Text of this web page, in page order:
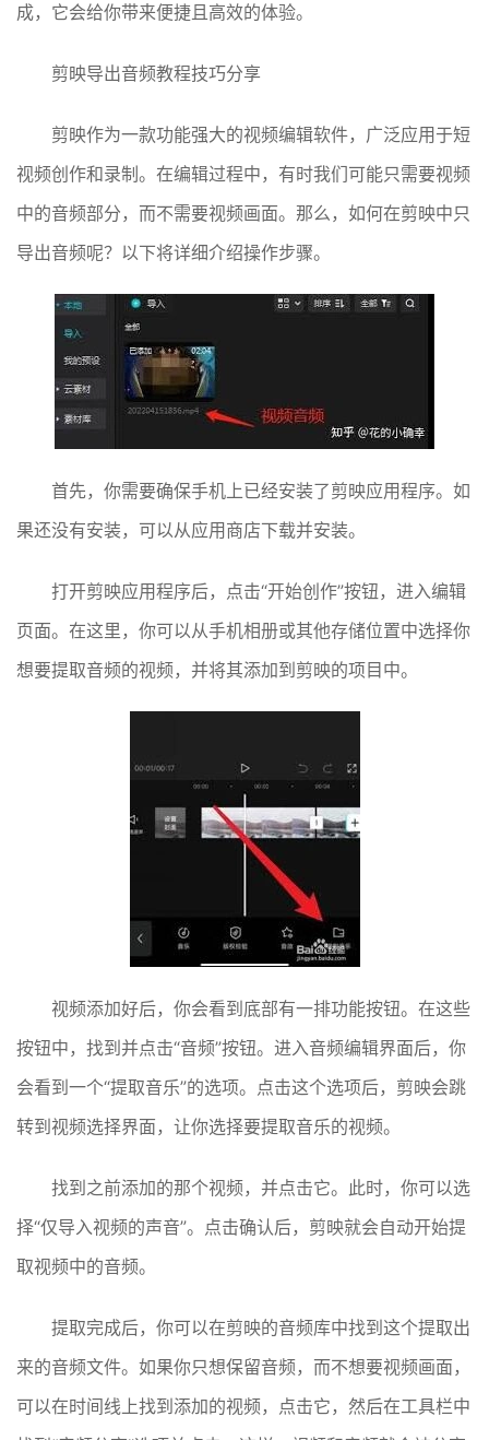
成，它会给你带来便捷且高效的体验。
剪映导出音频教程技巧分享
剪映作为一款功能强大的视频编辑软件，广泛应用于短
视频创作和录制。在编辑过程中，有时我们可能只需要视频
中的音频部分，而不需要视频画面。那么，如何在剪映中只
导出音频呢？以下将详细介绍操作步骤。
首先，你需要确保手机上已经安装了剪映应用程序。如
果还没有安装，可以从应用商店下载并安装。
打开剪映应用程序后，点击“开始创作”按钮，进入编辑
页面。在这里，你可以从手机相册或其他存储位置中选择你
想要提取音频的视频，并将其添加到剪映的项目中。
视频添加好后，你会看到底部有一排功能按钮。在这些
按钮中，找到并点击“音频”按钮。进入音频编辑界面后，你
会看到一个“提取音乐”的选项。点击这个选项后，剪映会跳
转到视频选择界面，让你选择要提取音乐的视频。
找到之前添加的那个视频，并点击它。此时，你可以选
择“仅导入视频的声音”。点击确认后，剪映就会自动开始提
取视频中的音频。
提取完成后，你可以在剪映的音频库中找到这个提取出
来的音频文件。如果你只想保留音频，而不想要视频画面，
可以在时间线上找到添加的视频，点击它，然后在工具栏中